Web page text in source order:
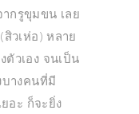
กรูขุมขน เลย
วเห่อ) หลาย
วเอง จนเป็น
บางคนที่มี
อะ ก็จะยิ่ง